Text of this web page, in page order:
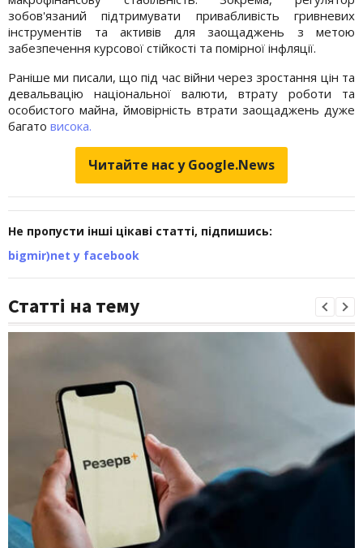
зобов'язаний підтримувати привабливість гривневих
інструментів та активів для заощаджень з метою
забезпечення курсової стійкості та помірної інфляції.
Раніше ми писали, що під час війни через зростання цін та
девальвацію національної валюти, втрату роботи та
особистого майна, ймовірність втрати заощаджень дуже
багато висока.
Читайте нас у Google.News
Не пропусти інші цікаві статті, підпишись:
bigmir)net у facebook
Статті на тему